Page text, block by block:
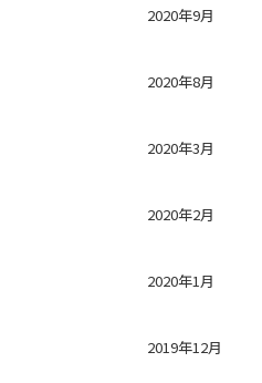
2020年9月
2020年8月
2020年3月
2020年2月
2020年1月
2019年12月